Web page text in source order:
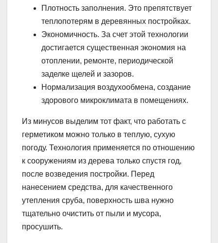
Плотность заполнения. Это препятствует
теплопотерям в деревянных постройках.
Экономичность. За счет этой технологии
достигается существенная экономия на
отоплении, ремонте, периодической
заделке щелей и зазоров.
Нормализация воздухообмена, создание
здорового микроклимата в помещениях.
Из минусов выделим тот факт, что работать с
герметиком можно только в теплую, сухую
погоду. Технология применяется по отношению
к сооружениям из дерева только спустя год,
после возведения постройки. Перед
нанесением средства, для качественного
утепления сруба, поверхность шва нужно
тщательно очистить от пыли и мусора,
просушить.